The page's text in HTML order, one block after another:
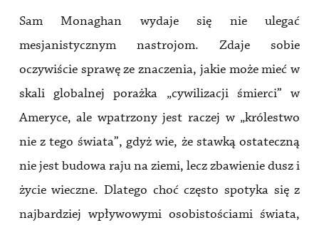
Sam Monaghan wydaje się nie ulegać
mesjanistycznym nastrojom. Zdaje sobie
oczywiście sprawę ze znaczenia, jakie może mieć w
skali globalnej porażka „cywilizacji śmierci” w
Ameryce, ale wpatrzony jest raczej w „królestwo
nie z tego świata”, gdyż wie, że stawką ostateczną
nie jest budowa raju na ziemi, lecz zbawienie dusz i
życie wieczne. Dlatego choć często spotyka się z
najbardziej wpływowymi osobistościami świata,